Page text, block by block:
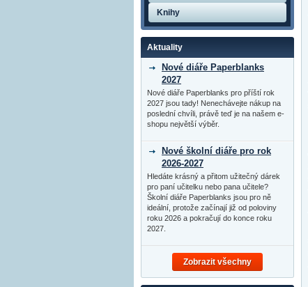
Knihy
Aktuality
Nové diáře Paperblanks
2027
Nové diáře Paperblanks pro příští rok
2027 jsou tady! Nenechávejte nákup na
poslední chvíli, právě teď je na našem e-
shopu největší výběr.
Nové školní diáře pro rok
2026-2027
Hledáte krásný a přitom užitečný dárek
pro paní učitelku nebo pana učitele?
Školní diáře Paperblanks jsou pro ně
ideální, protože začínají již od poloviny
roku 2026 a pokračují do konce roku
2027.
Zobrazit všechny